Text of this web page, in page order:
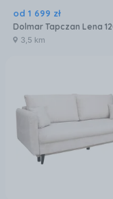
od 1 699 zł
3,5 km